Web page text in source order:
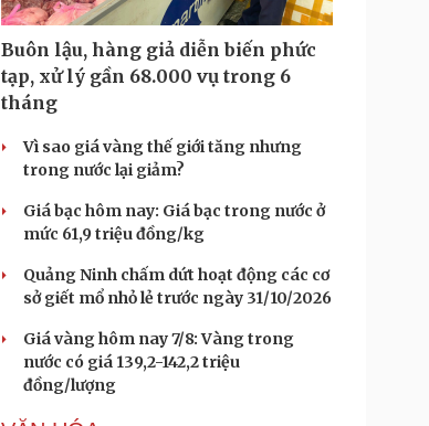
Buôn lậu, hàng giả diễn biến phức
tạp, xử lý gần 68.000 vụ trong 6
tháng
Vì sao giá vàng thế giới tăng nhưng
trong nước lại giảm?
Giá bạc hôm nay: Giá bạc trong nước ở
mức 61,9 triệu đồng/kg
Quảng Ninh chấm dứt hoạt động các cơ
sở giết mổ nhỏ lẻ trước ngày 31/10/2026
Giá vàng hôm nay 7/8: Vàng trong
nước có giá 139,2-142,2 triệu
đồng/lượng